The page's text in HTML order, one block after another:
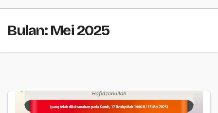
Bulan:Mei 2025